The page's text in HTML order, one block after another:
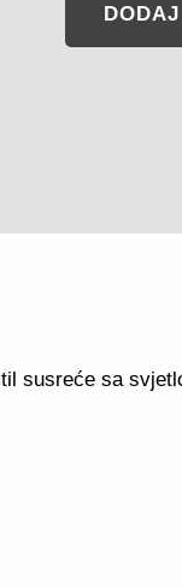
susreće sa